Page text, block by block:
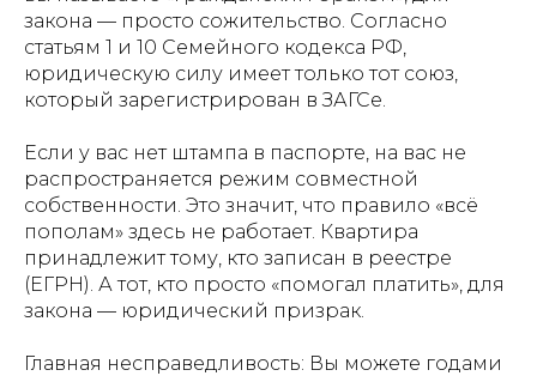
закона — просто сожительство. Согласно
статьям 1 и 10 Семейного кодекса РФ,
юридическую силу имеет только тот союз,
который зарегистрирован в ЗАГСе.
Если у вас нет штампа в паспорте, на вас не
распространяется режим совместной
собственности. Это значит, что правило «всё
пополам» здесь не работает. Квартира
принадлежит тому, кто записан в реестре
(ЕГРН). А тот, кто просто «помогал платить», для
закона — юридический призрак.
Главная несправедливость: Вы можете годами